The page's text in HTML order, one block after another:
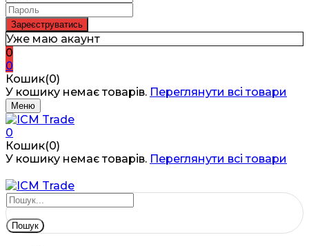
Уже маю акаунт
0
0
Кошик(0)
У кошику немає товарів. Переглянути всі товари
Меню
0
Кошик(0)
У кошику немає товарів. Переглянути всі товари
Пошук